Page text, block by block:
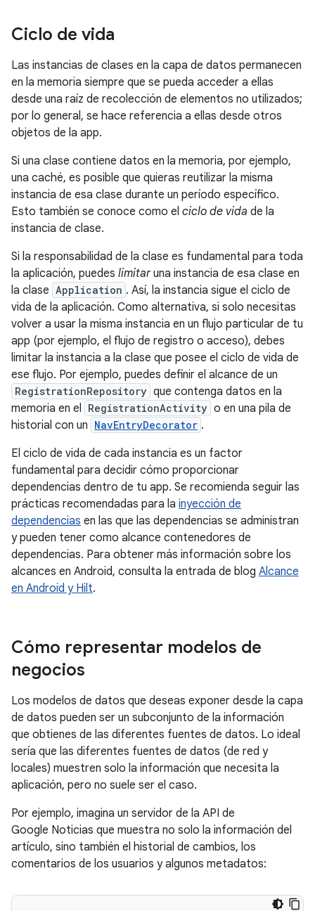
Ciclo de vida
Las instancias de clases en la capa de datos permanecen
en la memoria siempre que se pueda acceder a ellas
desde una raíz de recolección de elementos no utilizados;
por lo general, se hace referencia a ellas desde otros
objetos de la app.
Si una clase contiene datos en la memoria, por ejemplo,
una caché, es posible que quieras reutilizar la misma
instancia de esa clase durante un período específico.
Esto también se conoce como el ciclo de vida de la
instancia de clase.
Si la responsabilidad de la clase es fundamental para toda
la aplicación, puedes limitaruna instancia de esa clase en
la clase Application . Así, la instancia sigue el ciclo de
vida de la aplicación. Como alternativa, si solo necesitas
volver a usar la misma instancia en un flujo particular de tu
app (por ejemplo, el flujo de registro o acceso), debes
limitar la instancia a la clase que posee el ciclo de vida de
ese flujo. Por ejemplo, puedes definir el alcance de un
RegistrationRepository que contenga datos en la
memoria en el
RegistrationActivity o en una pila de
historial con un NavEntryDecorator .
El ciclo de vida de cada instancia es un factor
fundamental para decidir cómo proporcionar
dependencias dentro de tu app. Se recomienda seguir las
prácticas recomendadas para la inyección de
dependencias en las que las dependencias se administran
y pueden tener como alcance contenedores de
dependencias. Para obtener más información sobre los
alcances en Android, consulta la entrada de blog Alcance
en Android y Hilt.
Cómo representar modelos de
negocios
Los modelos de datos que deseas exponer desde la capa
de datos pueden ser un subconjunto de la información
que obtienes de las diferentes fuentes de datos. Lo ideal
sería que las diferentes fuentes de datos (de red y
locales) muestren solo la información que necesita la
aplicación, pero no suele ser el caso.
Por ejemplo, imagina un servidor de la API de
Google Noticias que muestra no solo la información del
artículo, sino también el historial de cambios, los
comentarios de los usuarios y algunos metadatos: